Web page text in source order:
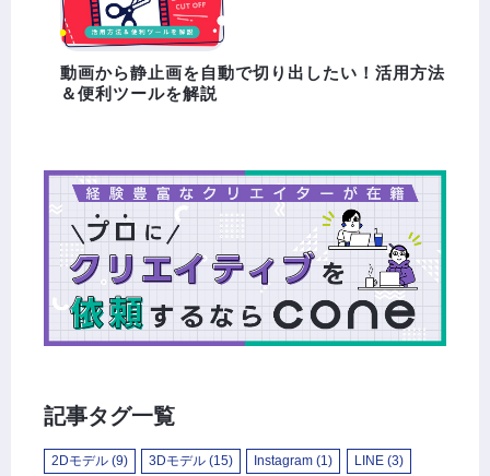
動画から静止画を自動で切り出したい！活用方法
＆便利ツールを解説
記事タグ一覧
2Dモデル (9) 3Dモデル (15) Instagram (1) LINE(3)